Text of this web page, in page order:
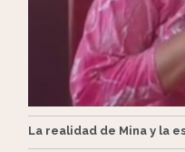
La realidad de Mina y la